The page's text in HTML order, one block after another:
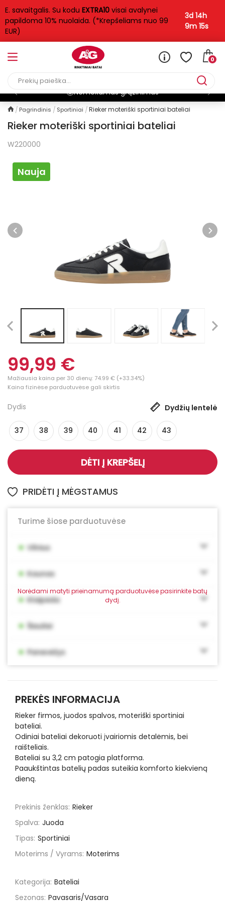
E. savaitgalis. Su kodu EXTRA10 visai avalynei
papildoma 10% nuolaida. (*Krepšeliams nuo 99
EUR)
3d 14h
9m 15s
0
Nemokamas grąžinimas
Pagrindinis Sportiniai Rieker moteriški sportiniai bateliai
Rieker moteriški sportiniai bateliai
W220000
Nauja
99,99 €
Mažiausia kaina per 30 dienų: 74.99 € (+33.34%)
Kaina fizinėse parduotuvėse gali skirtis
Dydis Dydžių lentelė
37 38 39 40 41 42 43
DĖTI Į KREPŠELĮ
PRIDĖTI Į MĖGSTAMUS
Turime šiose parduotuvėse
Norėdami matyti prieinamumą parduotuvėse pasirinkite batų
dydį.
• Vilnius
• Kaunas
• Klaipėda
• Šiauliai
• Panevėžys
PREKĖS INFORMACIJA
Rieker firmos, juodos spalvos, moteriški sportiniai
bateliai.
Odiniai bateliai dekoruoti įvairiomis detalėmis, bei
raišteliais.
Bateliai su 3,2 cm patogia platforma.
Paaukštintas batelių padas suteikia komforto kiekvieną
dieną.
Prekinis ženklas: Rieker
Spalva: Juoda
Tipas: Sportiniai
Moterims / Vyrams: Moterims
Kategorija: Bateliai
Sezonas: Pavasaris/Vasara